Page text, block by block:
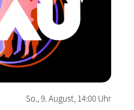
So., 9. August, 14:00 Uhr